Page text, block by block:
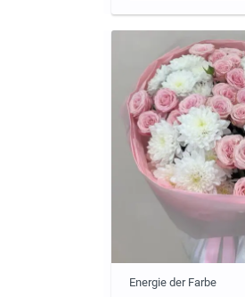
Energie der Farbe